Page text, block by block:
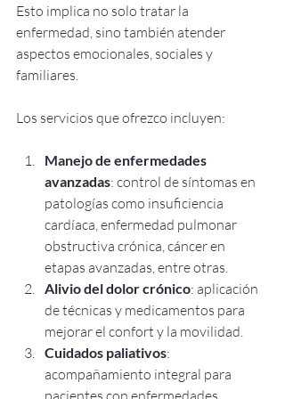
Esto implica no solo tratar la
enfermedad, sino también atender
aspectos emocionales, sociales y
familiares.
Los servicios que ofrezco incluyen:
Manejo de enfermedades
avanzadas: control de síntomas en
patologías como insuficiencia
cardíaca, enfermedad pulmonar
obstructiva crónica, cáncer en
etapas avanzadas, entre otras.
Alivio del dolor crónico: aplicación
de técnicas y medicamentos para
mejorar el confort y la movilidad.
Cuidados paliativos:
acompañamiento integral para
pacientes con enfermedades